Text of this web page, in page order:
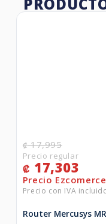
₡17,995
₡ 17,303
Router Mercusys